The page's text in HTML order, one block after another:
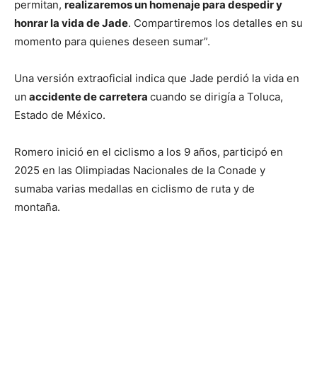
permitan, realizaremos un homenaje para despedir y
honrar la vida de Jade. Compartiremos los detalles en su
momento para quienes deseen sumar”.
Una versión extraoficial indica que Jade perdió la vida en
un accidente de carretera cuando se dirigía a Toluca,
Estado de México.
Romero inició en el ciclismo a los 9 años, participó en
2025 en las Olimpiadas Nacionales de la Conade y
sumaba varias medallas en ciclismo de ruta y de
montaña.